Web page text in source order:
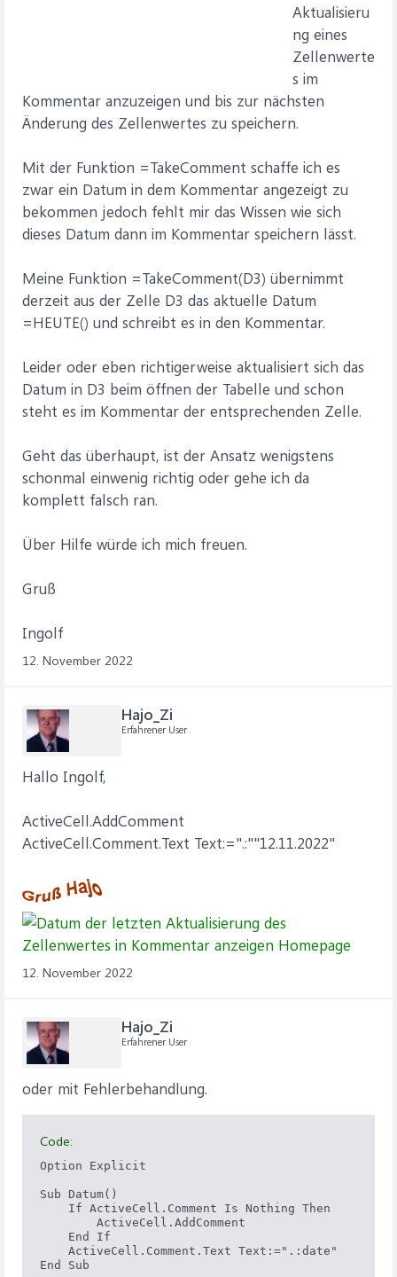
Aktualisieru
ng eines
Zellenwerte
s im
Kommentar anzuzeigen und bis zur nächsten
Änderung des Zellenwertes zu speichern.
Mit der Funktion =TakeComment schaffe ich es
zwar ein Datum in dem Kommentar angezeigt zu
bekommen jedoch fehlt mir das Wissen wie sich
dieses Datum dann im Kommentar speichern lässt.
Meine Funktion =TakeComment(D3) übernimmt
derzeit aus der Zelle D3 das aktuelle Datum
=HEUTE() und schreibt es in den Kommentar.
Leider oder eben richtigerweise aktualisiert sich das
Datum in D3 beim öffnen der Tabelle und schon
steht es im Kommentar der entsprechenden Zelle.
Geht das überhaupt, ist der Ansatz wenigstens
schonmal einwenig richtig oder gehe ich da
komplett falsch ran.
Über Hilfe würde ich mich freuen.
Gruß
Ingolf
12. November 2022
Hajo_Zi
Erfahrener User
Hallo Ingolf,
ActiveCell.AddComment
ActiveCell.Comment.Text Text:=".:""12.11.2022"
12. November 2022
Hajo_Zi
Erfahrener User
oder mit Fehlerbehandlung.
Code:
Option Explicit
Sub Datum()
    If ActiveCell.Comment Is Nothing Then
        ActiveCell.AddComment
    End If
    ActiveCell.Comment.Text Text:=".:date"